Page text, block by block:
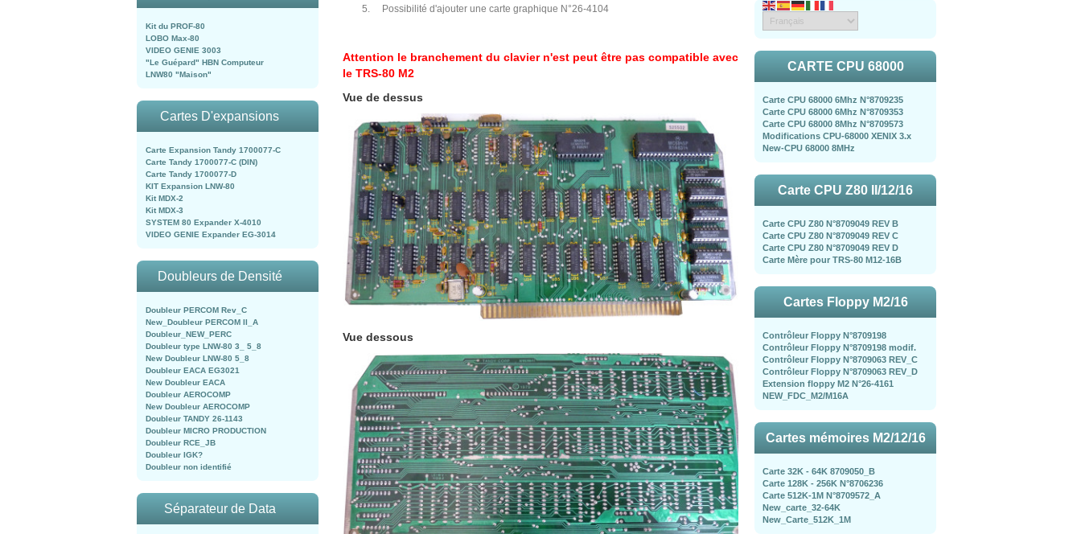
Kit du PROF-80
LOBO Max-80
VIDEO GENIE 3003
"Le Guépard" HBN Computeur
LNW80 "Maison"
Cartes D'expansions
Carte Expansion Tandy 1700077-C
Carte Tandy 1700077-C (DIN)
Carte Tandy 1700077-D
KIT Expansion LNW-80
Kit MDX-2
Kit MDX-3
SYSTEM 80 Expander X-4010
VIDEO GENIE Expander EG-3014
Doubleurs de Densité
Doubleur PERCOM Rev_C
New_Doubleur PERCOM II_A
Doubleur_NEW_PERC
Doubleur type LNW-80 3_ 5_8
New Doubleur LNW-80 5_8
Doubleur EACA EG3021
New Doubleur EACA
Doubleur AEROCOMP
New Doubleur AEROCOMP
Doubleur TANDY 26-1143
Doubleur MICRO PRODUCTION
Doubleur RCE_JB
Doubleur IGK?
Doubleur non identifié
Séparateur de Data
5. Possibilité d'ajouter une carte graphique N°26-4104
Attention le branchement du clavier n'est peut être pas compatible avec
le TRS-80 M2
Vue de dessus
Vue dessous
CARTE CPU 68000
Carte CPU 68000 6Mhz N°8709235
Carte CPU 68000 6Mhz N°8709353
Carte CPU 68000 8Mhz N°8709573
Modifications CPU-68000 XENIX 3.x
New-CPU 68000 8MHz
Carte CPU Z80 II/12/16
Carte CPU Z80 N°8709049 REV B
Carte CPU Z80 N°8709049 REV C
Carte CPU Z80 N°8709049 REV D
Carte Mère pour TRS-80 M12-16B
Cartes Floppy M2/16
Contrôleur Floppy N°8709198
Contrôleur Floppy N°8709198 modif.
Contrôleur Floppy N°8709063 REV_C
Contrôleur Floppy N°8709063 REV_D
Extension floppy M2 N°26-4161
NEW_FDC_M2/M16A
Cartes mémoires M2/12/16
Carte 32K - 64K 8709050_B
Carte 128K - 256K N°8706236
Carte 512K-1M N°8709572_A
New_carte_32-64K
New_Carte_512K_1M